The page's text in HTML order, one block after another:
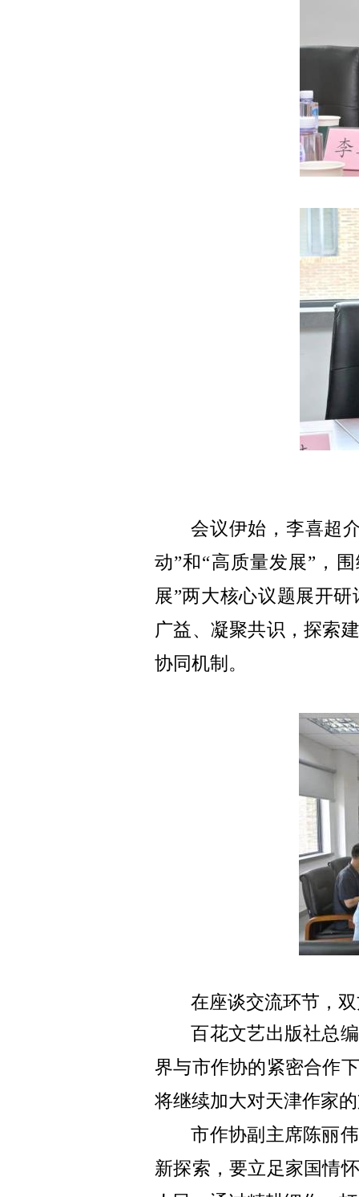
会议伊始，李喜超
动”和“高质量发展”，
展”两大核心议题展开
广益、凝聚共识，探索
协同机制。
在座谈交流环节，
百花文艺出版社总
界与市作协的紧密合作
将继续加大对天津作家
市作协副主席陈丽
新探索，要立足家 国情